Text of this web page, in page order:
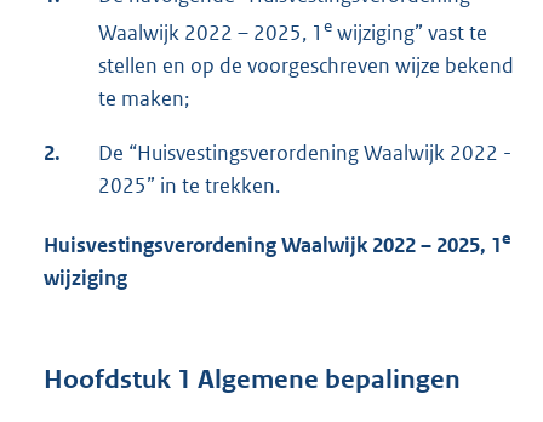
Waalwijk 2022 – 2025, 1 e wijziging” vast te
stellen en op de voorgeschreven wijze bekend
te maken;
2.
De “Huisvestingsverordening Waalwijk 2022 -
2025” in te trekken.
Huisvestingsverordening Waalwijk 2022 – 2025, 1e
wijziging
Hoofdstuk 1 Algemene bepalingen